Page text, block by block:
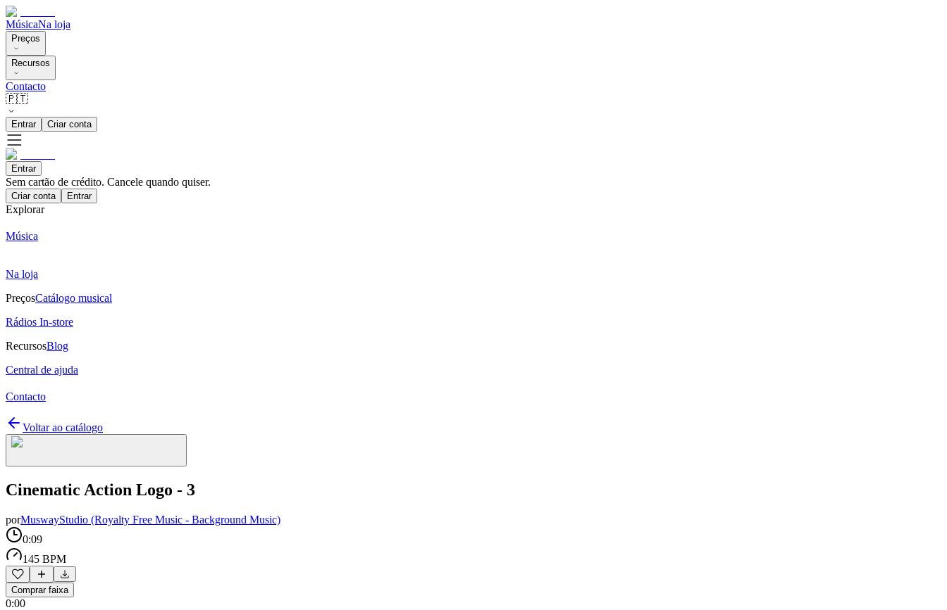
MúsicaNa loja
Preços
Recursos
Contacto
🇵🇹
Entrar Criar conta
Entrar
Sem cartão de crédito. Cancele quando quiser.
Criar conta Entrar
Explorar
Música
Na loja
PreçosCatálogo musical
Rádios In-store
RecursosBlog
Central de ajuda
Contacto
Voltar ao catálogo
Cinematic Action Logo - 3
porMuswayStudio (Royalty Free Music - Background Music)
0:09
145 BPM
Comprar faixa
0:00